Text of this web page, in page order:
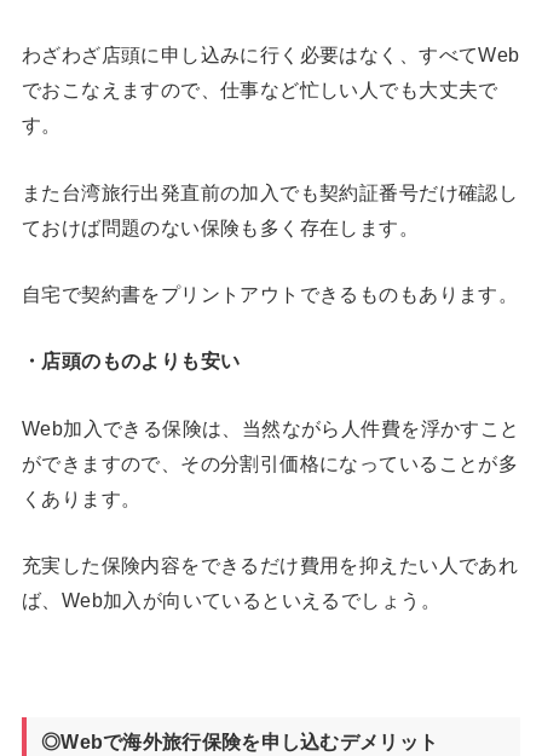
わざわざ店頭に申し込みに行く必要はなく、すべてWeb
でおこなえますので、仕事など忙しい人でも大丈夫で
す。
また台湾旅行出発直前の加入でも契約証番号だけ確認し
ておけば問題のない保険も多く存在します。
自宅で契約書をプリントアウトできるものもあります。
・店頭のものよりも安い
Web加入できる保険は、当然ながら人件費を浮かすこと
ができますので、その分割引価格になっていることが多
くあります。
充実した保険内容をできるだけ費用を抑えたい人であれ
ば、Web加入が向いているといえるでしょう。
◎Webで海外旅行保険を申し込むデメリット